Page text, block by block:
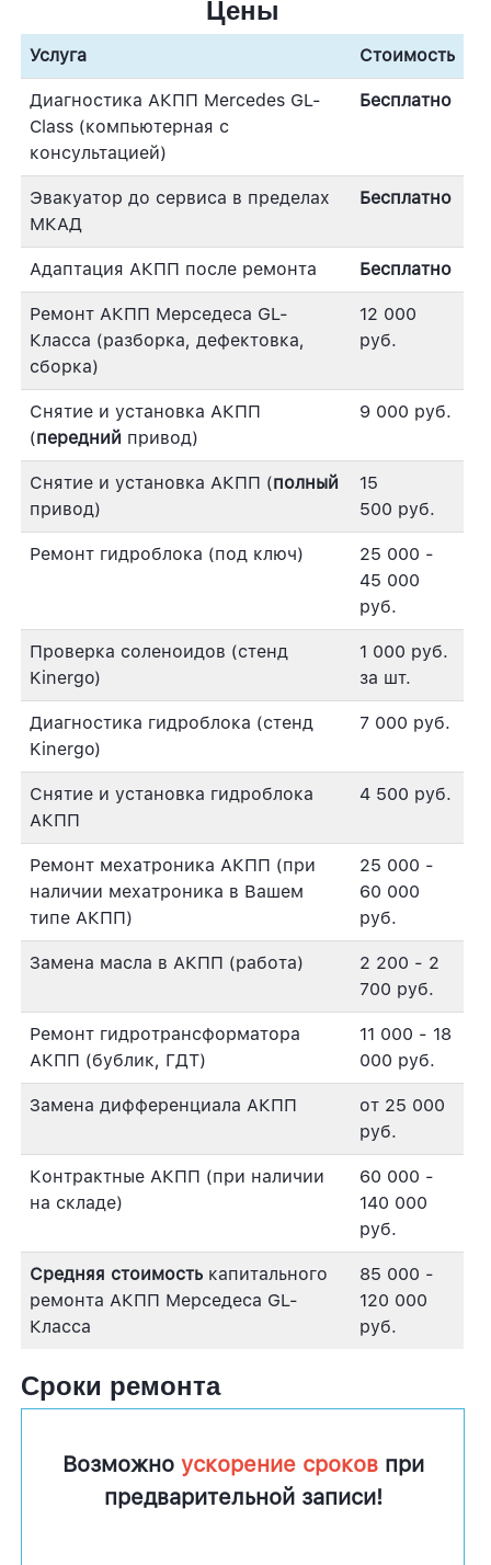
Цены
Услуга Стоимость
Диагностика АКПП Mercedes GL-
Class (компьютерная с
консультацией)
Бесплатно
Эвакуатор до сервиса в пределах
МКАД
Бесплатно
Адаптация АКПП после ремонта Бесплатно
Ремонт АКПП Мерседеса GL-
Класса (разборка, дефектовка,
сборка)
12 000
руб.
Снятие и установка АКПП
(передний привод)
9 000 руб.
Снятие и установка АКПП (полный
привод)
15
500 руб.
Ремонт гидроблока (под ключ)
25 000 -
45 000
руб.
Проверка соленоидов (стенд
Kinergo)
1 000 руб.
за шт.
Диагностика гидроблока (стенд
Kinergo)
7 000 руб.
Снятие и установка гидроблока
АКПП
4 500 руб.
Ремонт мехатроника АКПП (при
наличии мехатроника в Вашем
типе АКПП)
25 000 -
60 000
руб.
Замена масла в АКПП (работа)
2 200 - 2
700 руб.
Ремонт гидротрансформатора
АКПП (бублик, ГДТ)
11 000 - 18
000 руб.
Замена дифференциала АКПП
от 25 000
руб.
Контрактные АКПП (при наличии
на складе)
60 000 -
140 000
руб.
Средняя стоимость капитального
ремонта АКПП Мерседеса GL-
Класса
85 000 -
120 000
руб.
Сроки ремонта
Возможно ускорение сроковпри
предварительной записи!